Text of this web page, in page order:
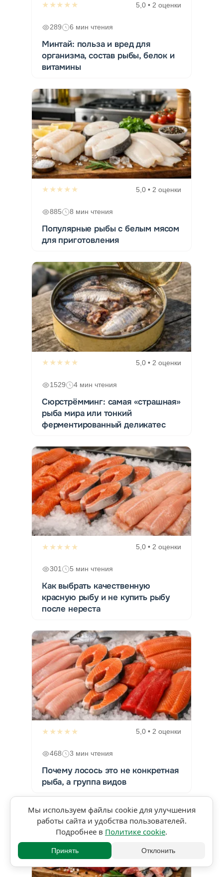
★★★★★ 5,0 • 2 оценки
289 6 мин чтения
Минтай: польза и вред для
организма, состав рыбы, белок и
витамины
★★★★★ 5,0 • 2 оценки
885 8 мин чтения
Популярные рыбы с белым мясом
для приготовления
★★★★★ 5,0 • 2 оценки
1529 4 мин чтения
Сюрстрёмминг: самая «страшная»
рыба мира или тонкий
ферментированный деликатес
★★★★★ 5,0 • 2 оценки
301 5 мин чтения
Как выбрать качественную
красную рыбу и не купить рыбу
после нереста
★★★★★ 5,0 • 2 оценки
468 3 мин чтения
Почему лосось это не конкретная
рыба, а группа видов
Мы используем файлы cookie для улучшения
работы сайта и удобства пользователей.
Подробнее в Политике cookie.
Принять Отклонить